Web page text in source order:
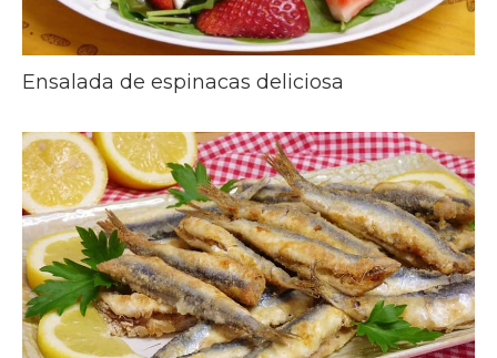
Ensalada de espinacas deliciosa